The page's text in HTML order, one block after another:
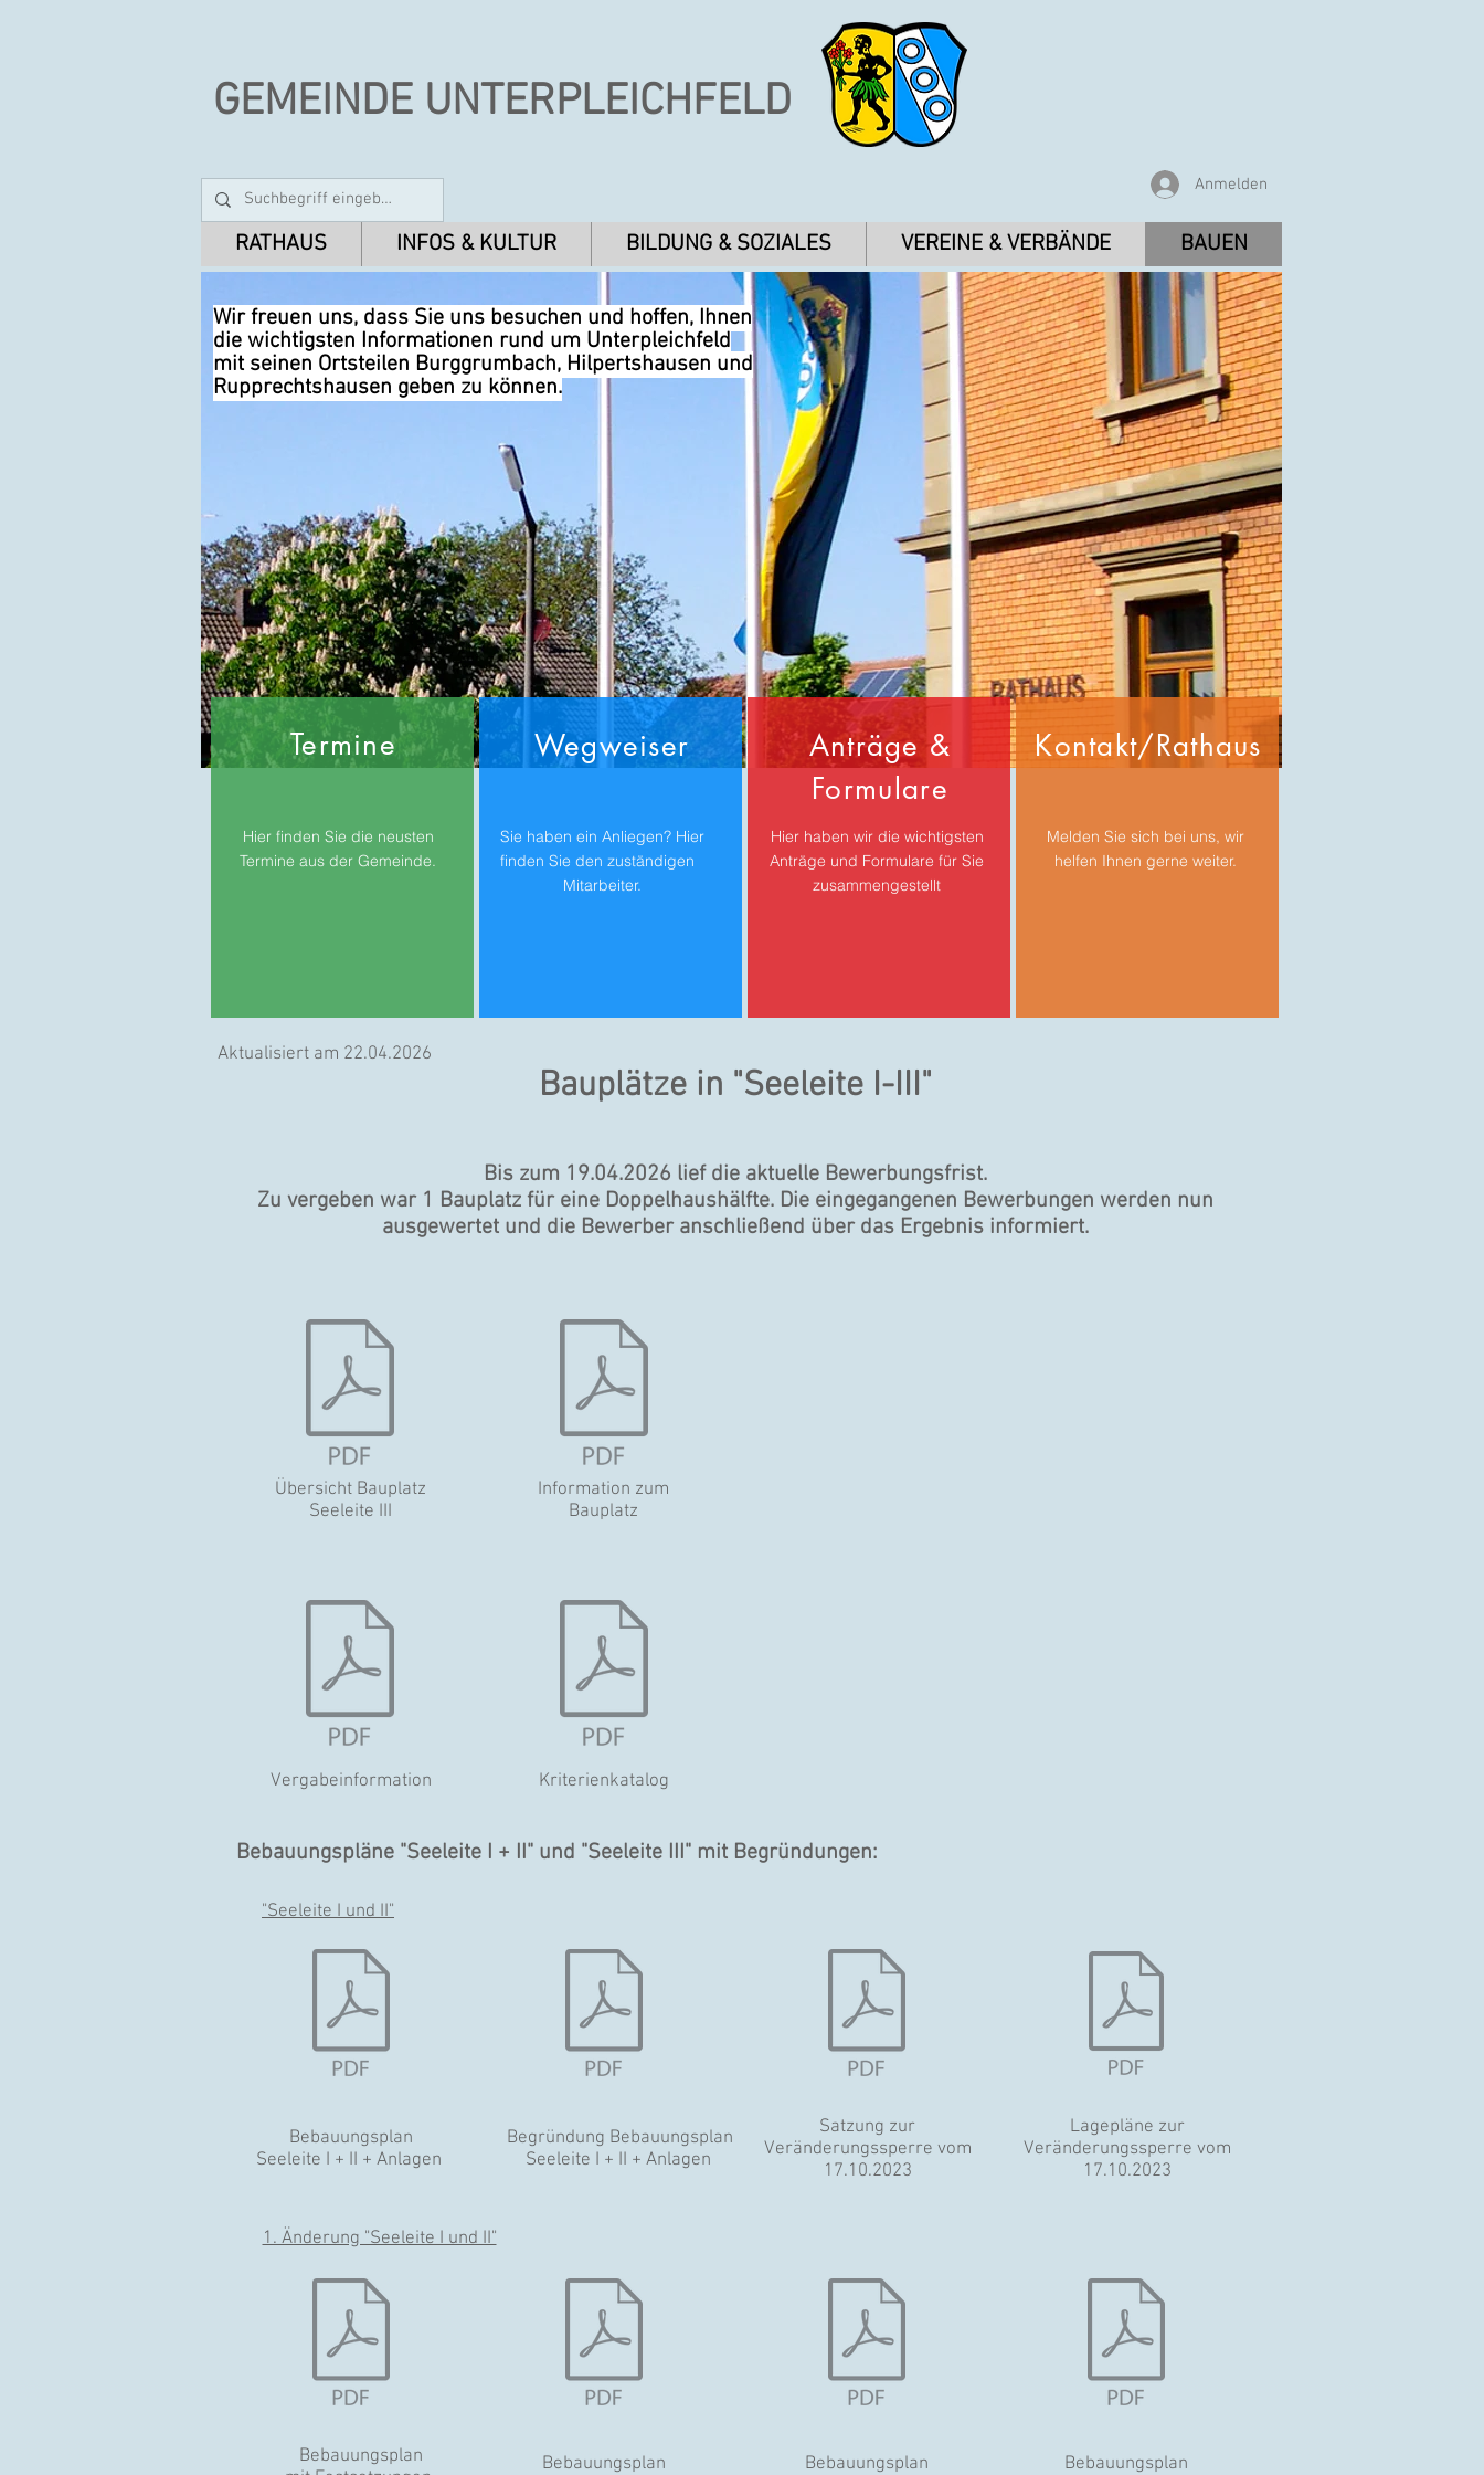
GEMEINDE UNTERPLEICHFELD
RATHAUS INFOS & KULTUR BILDUNG & SOZIALES VEREINE & VERBÄNDE BAUEN
Wir freuen uns, dass Sie uns besuchen und hoffen, Ihnen
die wichtigsten Informationen rund um Unterpleichfeld
mit seinen Ortsteilen Burggrumbach, Hilpertshausen und
Rupprechtshausen geben zu können.
Termine
Hier finden Sie die neusten
Termine aus der Gemeinde.
Wegweiser
Sie haben ein Anliegen? Hier
finden Sie den zuständigen
Mitarbeiter.
Anträge &
Formulare
Hier haben wir die wichtigsten
Anträge und Formulare für Sie
zusammengestellt
Kontakt/Rathaus
Melden Sie sich bei uns, wir
helfen Ihnen gerne weiter.
Aktualisiert am 22.04.2026
Bauplätze in "Seeleite I-III"
Bis zum 19.04.2026 lief die aktuelle Bewerbungsfrist.
Zu vergeben war 1 Bauplatz für eine Doppelhaushälfte. Die eingegangenen Bewerbungen werden nun
ausgewertet und die Bewerber anschließend über das Ergebnis informiert.
Übersicht Bauplatz
Seeleite III
Information zum
Bauplatz
Vergabeinformation Kriterienkatalog
Bebauungspläne "Seeleite I + II" und "Seeleite III" mit Begründungen:
"Seeleite I und II"
Bebauungsplan
Seeleite I + II + Anlagen
Begründung Bebauungsplan
Seeleite I + II + Anlagen
Satzung zur
Veränderungssperre vom
17.10.2023
Lagepläne zur
Veränderungssperre vom
17.10.2023
1. Änderung "Seeleite I und II"
Bebauungsplan
Bebauungsplan Bebauungsplan Bebauungsplan
Anmelden